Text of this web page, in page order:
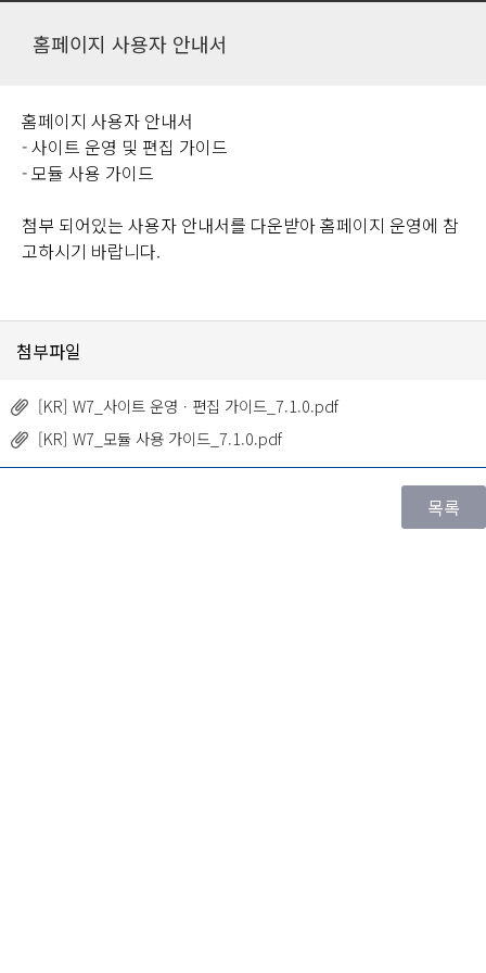
홈페이지 사용자 안내서
홈페이지 사용자 안내서
- 사이트 운영 및 편집 가이드
- 모듈 사용 가이드
첨부 되어있는 사용자 안내서를 다운받아 홈페이지 운영에 참
고하시기 바랍니다.
첨부파일
[KR] W7_사이트 운영ㆍ편집 가이드_7.1.0.pdf
[KR] W7_모듈 사용 가이드_7.1.0.pdf